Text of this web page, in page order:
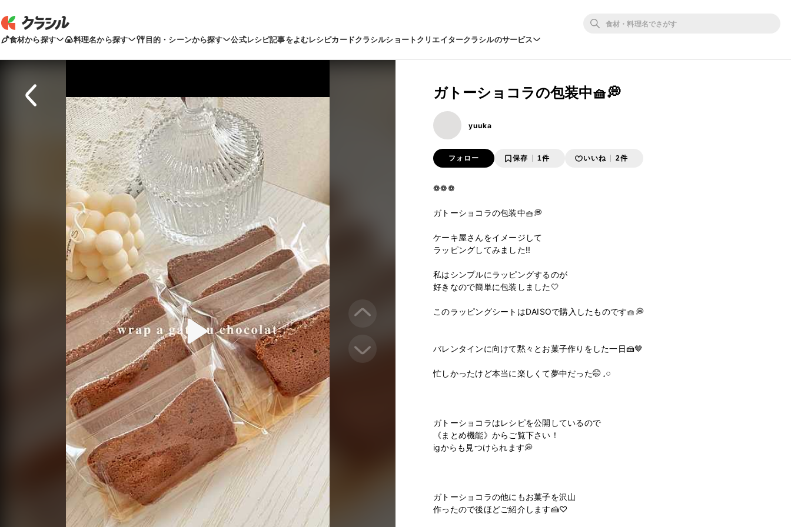
食材から探す 料理名から探す 目的・シーンから探す 公式レシピ記事をよむレシピカードクラシルショートクリエイタークラシルのサービス
ガトーショコラの包装中🧺💭
yuuka
フォロー 保存 1件 いいね 2件
❁❁❁
ガトーショコラの包装中🧺💭
ケーキ屋さんをイメージして
ラッピングしてみました!!
私はシンプルにラッピングするのが
好きなので簡単に包装しました🤍
このラッピングシートはDAISOで購入したものです🧺💭
バレンタインに向けて黙々とお菓子作りをした一日🍰🤎
忙しかったけど本当に楽しくて夢中だった🤭‪ 𓈒𓏸
ガトーショコラはレシピを公開しているので
《まとめ機能》からご覧下さい！
igからも見つけられます💭
ガトーショコラの他にもお菓子を沢山
作ったので後ほどご紹介します🍰♡